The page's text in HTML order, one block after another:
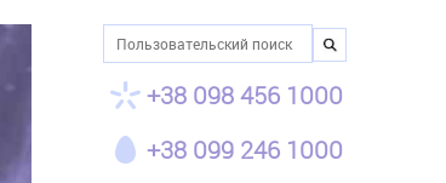
Пошук
+38 098 456 1000
+38 099 246 1000